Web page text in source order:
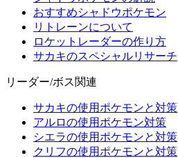
おすすめシャドウポケモン
リトレーンについて
ロケットレーダーの作り方
サカキのスペシャルリサーチ
リーダー/ボス関連
サカキの使用ポケモンと対策
アルロの使用ポケモン対策
シエラの使用ポケモンと対策
クリフの使用ポケモンと対策